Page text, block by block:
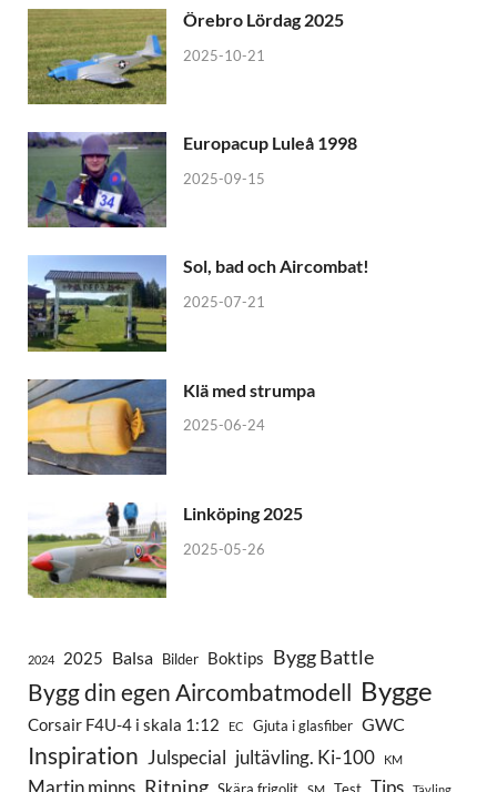
Örebro Lördag 2025
2025-10-21
Europacup Luleå 1998
2025-09-15
Sol, bad och Aircombat!
2025-07-21
Klä med strumpa
2025-06-24
Linköping 2025
2025-05-26
2024 2025 Balsa Bilder Boktips Bygg Battle
Bygg din egen Aircombatmodell Bygge
Corsair F4U-4 i skala 1:12 EC Gjuta i glasfiber GWC
Inspiration Julspecial jultävling. Ki-100 KM
Martin minns Ritning SM Tips Tävling